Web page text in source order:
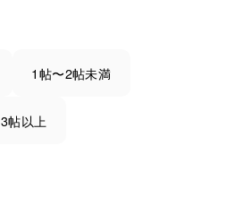
1帖〜2帖未満
3帖以上